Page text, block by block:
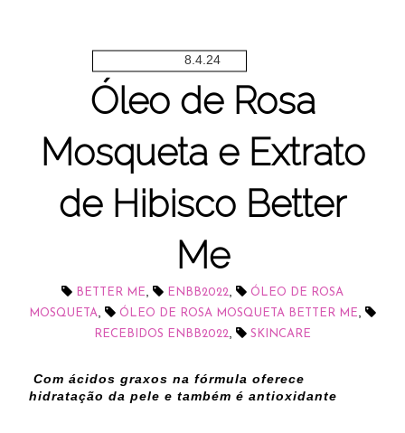
8.4.24
Óleo de Rosa
Mosqueta e Extrato
de Hibisco Better
Me
BETTER ME, ENBB2022,
ÓLEO DE ROSA
MOSQUETA, ÓLEO DE ROSA MOSQUETA BETTER ME,
RECEBIDOS ENBB2022, SKINCARE
Com ácidos graxos na fórmula oferece
hidratação da pele e também é antioxidante